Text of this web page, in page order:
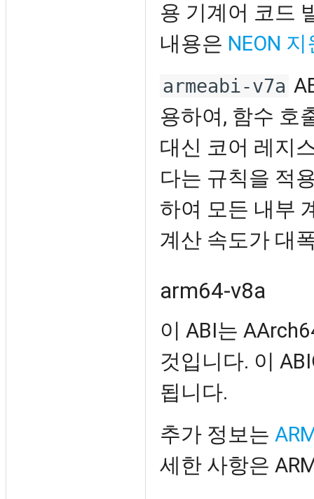
용 기계어 코드
내용은 NEON 지
armeabi-v7a
용하여, 함수 호
대신 코어 레지
다는 규칙을 적
하여 모든 내부
계산 속도가 대
arm64-v8a
이 ABI는
것입니다. 이
됩니다.
추가 정보는
세한 사항은